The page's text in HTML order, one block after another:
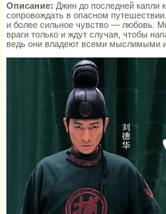
Описание: Джин до последней капли
сопровождать в опасном
и более сильное чувство — любовь.
враги только и ждут случая, чтобы
ведь они владеют всеми мыслимыми